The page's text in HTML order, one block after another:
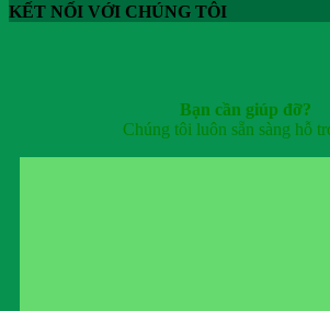
KẾT NỐI VỚI CHÚNG TÔI
Bạn cần giúp đỡ?
Chúng tôi luôn sẵn sàng hỗ